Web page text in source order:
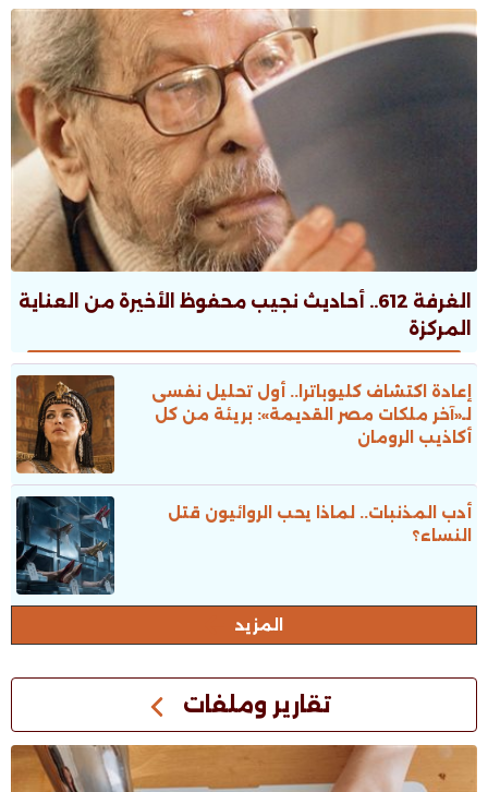
الغرفة 612.. أحاديث نجيب محفوظ الأخيرة من العناية
المركزة
إعادة اكتشاف كليوباترا.. أول تحليل نفسى
لـ«آخر ملكات مصر القديمة»: بريئة من كل
أكاذيب الرومان
أدب المذنبات.. لماذا يحب الروائيون قتل
النساء؟
المزيد
تقارير وملفات